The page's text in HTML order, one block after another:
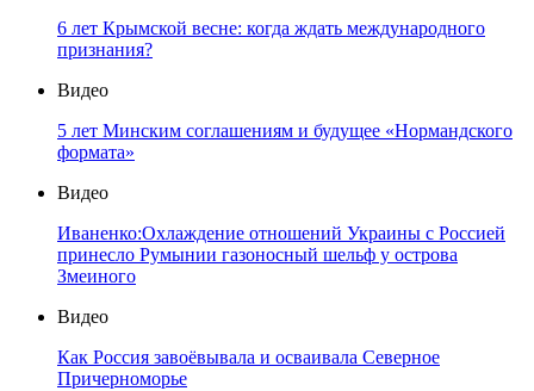
6 лет Крымской весне: когда ждать международного
признания?
Видео
5 лет Минским соглашениям и будущее «Нормандского
формата»
Видео
Иваненко:Охлаждение отношений Украины с Россией
принесло Румынии газоносный шельф у острова
Змеиного
Видео
Как Россия завоёвывала и осваивала Северное
Причерноморье